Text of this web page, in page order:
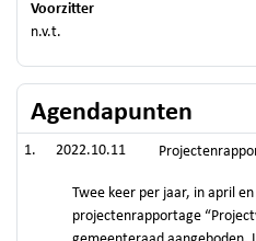
Voorzitter
n.v.t.
Agendapunten
2022.10.11
Twee keer per jaar, in april
projectenrapportage